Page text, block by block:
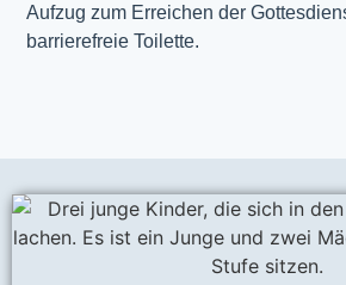
Aufzug zum Erreichen der
barrierefreie Toilette.